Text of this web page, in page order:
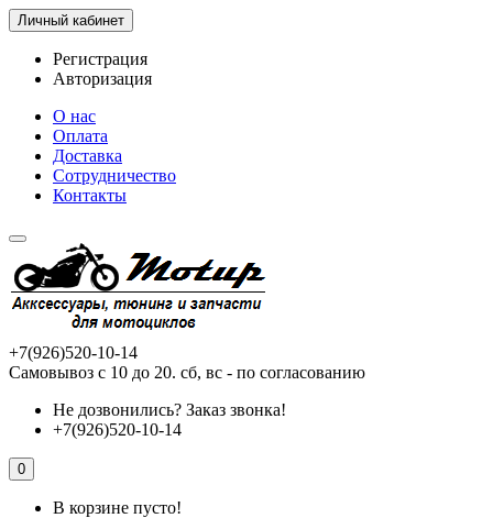
Личный кабинет
Регистрация
Авторизация
О нас
Оплата
Доставка
Сотрудничество
Контакты
+7(926)520-10-14
Самовывоз с 10 до 20. сб, вс - по согласованию
Не дозвонились? Заказ звонка!
+7(926)520-10-14
0
В корзине пусто!